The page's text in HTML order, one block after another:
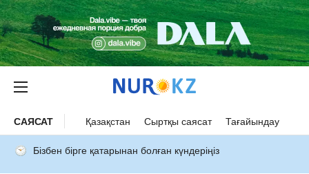
САЯСАТ Қазақстан Сыртқы саясат Тағайындау
Бізбен бірге қатарынан болған күндеріңіз